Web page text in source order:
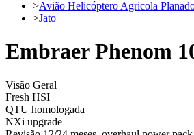
>Avião Helicóptero Agricola
>Jato
Embraer Phenom
Visão Geral
Fresh HSI
QTU homologada
NXi upgrade